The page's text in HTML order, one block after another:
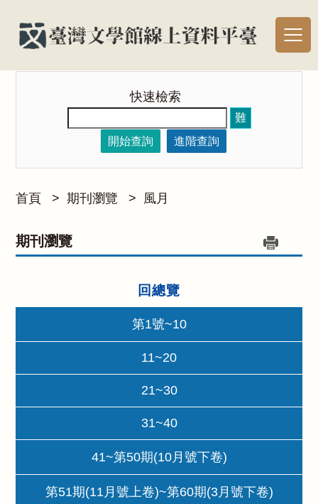
快速檢索
難
開始查詢
進階查詢
首頁 > 期刊瀏覽 > 風月
期刊瀏覽
回總覽
第1號~10
11~20
21~30
31~40
41~第50期(10月號下卷)
第51期(11月號上卷)~第60期(3月號下卷)